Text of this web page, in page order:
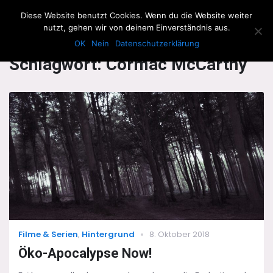
The Howling Men
Schlagwort:Cormac McCarthy
Categories
Filme & Serien, Hintergrund
Posted
8. Oktober 2018
Öko-Apocalypse Now!
Diese Website benutzt Cookies. Wenn du die Website weiter
nutzt, gehen wir von deinem Einverständnis aus.
OK
Nein Datenschutzerklärung